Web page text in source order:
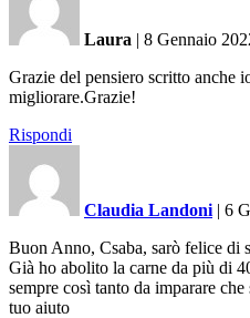
Laura | 8 Gennaio
Grazie del pensiero scritto anche
migliorare.Grazie!
Rispondi
Claudia Landoni | 6
Buon Anno, Csaba, sarò felice di
Già ho abolito la carne da più di
sempre così tanto da imparare
tuo aiuto